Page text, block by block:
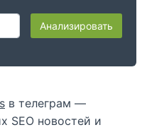
Анализировать
в телеграм —
SEO новостей и